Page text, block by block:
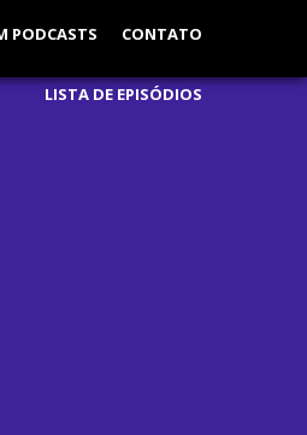
PODCASTS CONTATO
LISTA DE EPISÓDIOS